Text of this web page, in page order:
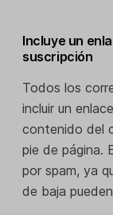
Incluye un
suscripción
Todos los
incluir un
contenido del
pie de página.
por spam, ya
de baja